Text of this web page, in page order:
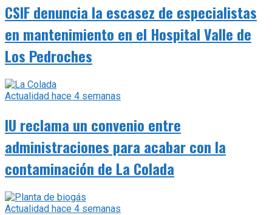
CSIF denuncia la escasez de especialistas
en mantenimiento en el Hospital Valle de
Los Pedroches
Actualidad hace 4 semanas
IU reclama un convenio entre
administraciones para acabar con la
contaminación de La Colada
Actualidad hace 4 semanas